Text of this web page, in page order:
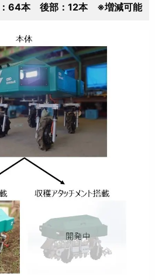
64本 後部：12本 ※増減可能